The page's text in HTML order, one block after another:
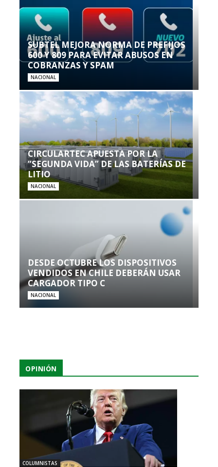
SUBTEL MEJORA NORMA DE PREFIJOS
600 Y 809 PARA EVITAR ABUSOS EN
COBRANZAS Y SPAM
NACIONAL
CIRCULARTEC APUESTA POR LA
“SEGUNDA VIDA” DE LAS BATERÍAS DE
LITIO
NACIONAL
DESDE OCTUBRE LOS DISPOSITIVOS
VENDIDOS EN CHILE DEBERÁN USAR
CARGADOR TIPO C
NACIONAL
OPINIÓN
COLUMNISTAS